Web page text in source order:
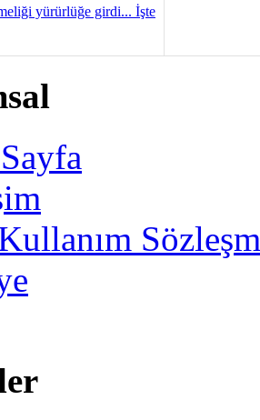
yürürlüğe girdi... İşte